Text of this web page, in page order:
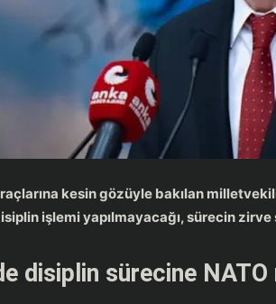
kesin gözüyle bakılan
işlemi yapılmayacağı, sürecin
disiplin sürecine NATO